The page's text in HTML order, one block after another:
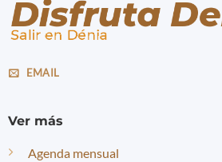
EMAIL
Ver más
Agenda mensual